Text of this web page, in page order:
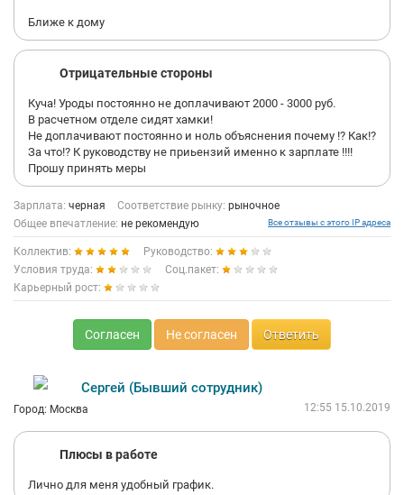
Ближе к дому
Отрицательные стороны
Куча! Уроды постоянно не доплачивают 2000 - 3000 руб.
В расчетном отделе сидят хамки!
Не доплачивают постоянно и ноль объяснения почему !? Как!?
За что!? К руководству не приьензий именно к зарплате !!!!
Прошу принять меры
Зарплата: черная Соответствие рынку: рыночное
Общее впечатление: не рекомендую Все отзывы с этого IP адреса
Коллектив:
Руководство:
Условия труда:
Соц.пакет:
Карьерный рост:
Согласен Не согласен Ответить
Сергей (Бывший сотрудник)
Город: Москва 12:55 15.10.2019
Плюсы в работе
Лично для меня удобный график.